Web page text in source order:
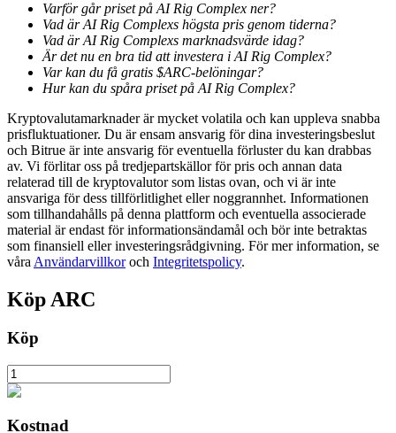
BTR-låsningar
Exklusiva investeringar för BTR-innehavare
Lån
Kryptostödd lånetjänst
Varför går priset på AI Rig Complex ner?
Vad är AI Rig Complexs högsta pris genom tiderna?
Vad är AI Rig Complexs marknadsvärde idag?
Är det nu en bra tid att investera i AI Rig Complex?
Var kan du få gratis $ARC-belöningar?
Hur kan du spåra priset på AI Rig Complex?
Kryptovalutamarknader är mycket volatila och kan uppleva snabba
prisfluktuationer. Du är ensam ansvarig för dina investeringsbeslut
och Bitrue är inte ansvarig för eventuella förluster du kan drabbas
av. Vi förlitar oss på tredjepartskällor för pris och annan data
relaterad till de kryptovalutor som listas ovan, och vi är inte
ansvariga för dess tillförlitlighet eller noggrannhet. Informationen
som tillhandahålls på denna plattform och eventuella associerade
material är endast för informationsändamål och bör inte betraktas
som finansiell eller investeringsrådgivning. För mer information, se
våra Användarvillkoroch Integritetspolicy.
Köp ARC
Köp
Kostnad